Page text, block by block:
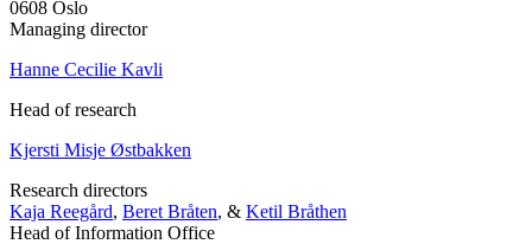
0608 Oslo
Managing director
Hanne Cecilie Kavli
Head of research
Kjersti Misje Østbakken
Research directors
Kaja Reegård, Beret Bråten, & Ketil Bråthen
Head of Information Office